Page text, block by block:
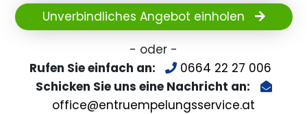
Unverbindliches Angebot einholen
- oder -
Rufen Sie einfach an:
0664 22 27 006
Schicken Sie uns eine Nachricht an:
office@entruempelungsservice.at